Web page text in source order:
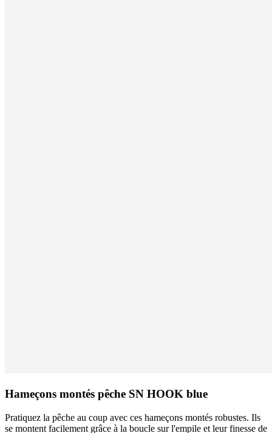
Hameçons montés pêche SN HOOK blue
Pratiquez la pêche au coup avec ces hameçons montés robustes. Ils
se montent facilement grâce à la boucle sur l'empile et leur finesse de